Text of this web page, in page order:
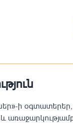
ի
առաջարկությամբ